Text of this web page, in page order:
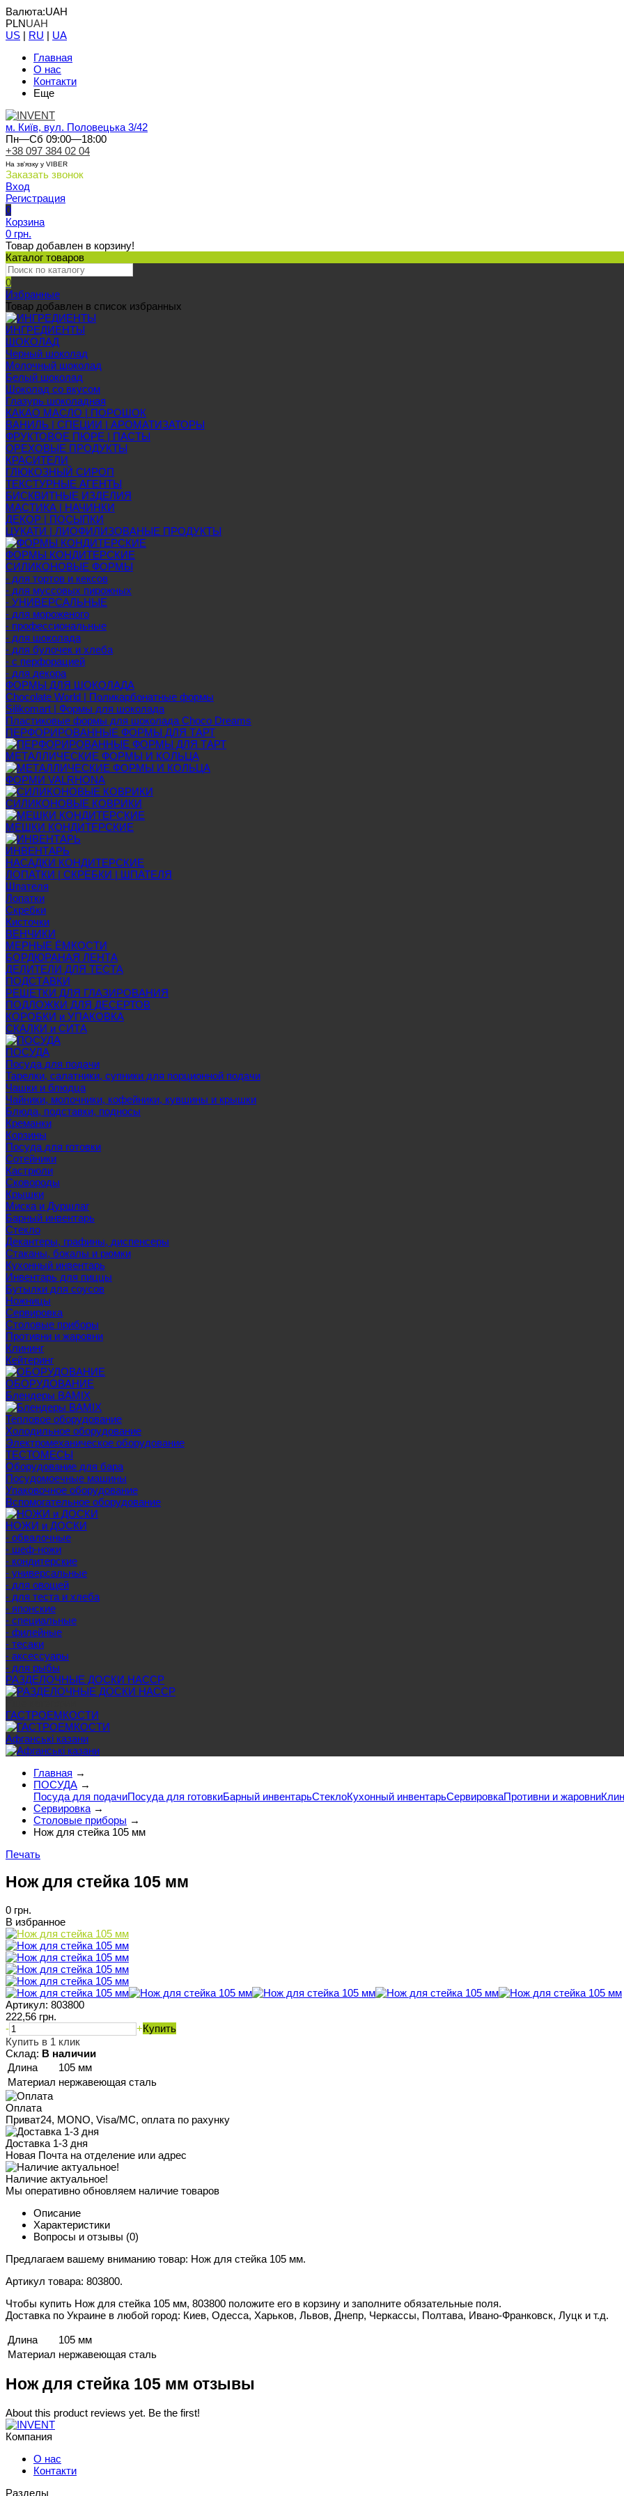
Валюта:UAH
PLNUAH
US | RU | UA
Главная
О нас
Контакти
Еще
м. Київ, вул. Половецька 3/42
Пн—Сб 09:00—18:00
+38 097 384 02 04
На зв'язку у VIBER
Заказать звонок
Вход
Регистрация
0
Корзина
0 грн.
Товар добавлен в корзину!
Каталог товаров
0
Избранные
Товар добавлен в список избранных
ИНГРЕДИЕНТЫ
ШОКОЛАД
Черный шоколад
Молочный шоколад
Белый шоколад
Шоколад со вкусом
Глазурь шоколадная
КАКАО МАСЛО | ПОРОШОК
ВАНИЛЬ | СПЕЦИИ | АРОМАТИЗАТОРЫ
ФРУКТОВОЕ ПЮРЕ | ПАСТЫ
ОРЕХОВЫЕ ПРОДУКТЫ
КРАСИТЕЛИ
ГЛЮКОЗНЫЙ СИРОП
ТЕКСТУРНЫЕ АГЕНТЫ
БИСКВИТНЫЕ ИЗДЕЛИЯ
МАСТИКА | НАЧИНКИ
ДЕКОР | ПОСЫПКИ
ЦУКАТИ | ЛИОФИЛИЗОВАНЫЕ ПРОДУКТЫ
ФОРМЫ КОНДИТЕРСКИЕ
СИЛИКОНОВЫЕ ФОРМЫ
- для тортов и кексов
- для муссовых пирожных
- УНИВЕРСАЛЬНЫЕ
- для мороженого
- профессиональные
- для шоколада
- для булочек и хлеба
- с перфорацией
- для декора
ФОРМЫ ДЛЯ ШОКОЛАДА
Chocolate World | Поликарбонатные формы
Silikomart | Формы для шоколада
Пластиковые формы для шоколада Choco Dreams
ПЕРФОРИРОВАННЫЕ ФОРМЫ ДЛЯ ТАРТ
МЕТАЛЛИЧЕСКИЕ ФОРМЫ И КОЛЬЦА
ФОРМИ VALRHONA
СИЛИКОНОВЫЕ КОВРИКИ
МЕШКИ КОНДИТЕРСКИЕ
ИНВЕНТАРЬ
НАСАДКИ КОНДИТЕРСКИЕ
ЛОПАТКИ | СКРЕБКИ | ШПАТЕЛЯ
Шпателя
Лопатки
Скребки
Кисточки
ВЕНЧИКИ
МЕРНЫЕ ЁМКОСТИ
БОРДЮРАНАЯ ЛЕНТА
ДЕЛИТЕЛИ ДЛЯ ТЕСТА
ПОДСТАВКИ
РЕШЕТКИ ДЛЯ ГЛАЗИРОВАНИЯ
ПОДЛОЖКИ ДЛЯ ДЕСЕРТОВ
КОРОБКИ и УПАКОВКА
СКАЛКИ и СИТА
ПОСУДА
Посуда для подачи
Тарелки, салатники, супники для порционной подачи
Чашки и блюдца
Чайники, молочники, кофейники, кувшины и крышки
Блюда, подставки, подносы
Креманки
Корзины
Посуда для готовки
Сотейники
Кастрюли
Сковороды
Крышки
Миска и Дуршлаг
Барный инвентарь
Стекло
Декантеры, графины, диспенсеры
Стаканы, бокалы и рюмки
Кухонный инвентарь
Инвентарь для пиццы
Бутылки для соусов
Ножницы
Сервировка
Столовые приборы
Противни и жаровни
Клининг
Кейтеринг
ОБОРУДОВАНИЕ
Блендеры BAMIX
Тепловое оборудование
Холодильное оборудование
Электромеханическое оборудование
ТЕСТОМЕСЫ
Оборудование для бара
Посудомоечные машины
Упаковочное оборудование
Вспомогательное оборудование
НОЖИ и ДОСКИ
- обвалочные
- шеф-ножи
- кондитерские
- универсальные
- для овощей
- для теста и хлеба
- японские
- специальные
- филейные
- тесаки
- аксессуары
- для рыбы
РАЗДЕЛОЧНЫЕ ДОСКИ HACCP
ГАСТРОЕМКОСТИ
Афганські казани
Главная →
ПОСУДА →
Посуда для подачиПосуда для готовкиБарный инвентарьСтеклоКухонный инвентарьСервировкаПротивни и жаровни
Сервировка →
Столовые приборы →
Нож для стейка 105 мм
Печать
Нож для стейка 105 мм
0 грн.
В избранное
Артикул: 803800
222,56 грн.
-
+Купить
Купить в 1 клик
Склад: В наличии
Длина
105 мм
Материал нержавеющая сталь
Оплата
Приват24, MONO, Visa/MC, оплата по рахунку
Доставка 1-3 дня
Новая Почта на отделение или адрес
Наличие актуальное!
Мы оперативно обновляем наличие товаров
Описание
Характеристики
Вопросы и отзывы (0)
Предлагаем вашему вниманию товар: Нож для стейка 105 мм.
Артикул товара: 803800.
Чтобы купить Нож для стейка 105 мм, 803800 положите его в корзину и заполните обязательные поля.
Доставка по Украине в любой город: Киев, Одесса, Харьков, Львов, Днепр, Черкассы, Полтава, Ивано-Франковск, Луцк и т.д.
Длина
105 мм
Материал нержавеющая сталь
Нож для стейка 105 мм отзывы
About this product reviews yet. Be the first!
Компания
О нас
Контакти
Разделы